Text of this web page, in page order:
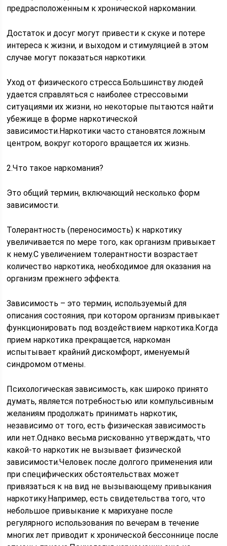
предрасположенным к хронической наркомании.
Достаток и досуг могут привести к скуке и потере
интереса к жизни, и выходом и стимуляцией в этом
случае могут показаться наркотики.
Уход от физического стресса.Большинству людей
удается справляться с наиболее стрессовыми
ситуациями их жизни, но некоторые пытаются найти
убежище в форме наркотической
зависимости.Наркотики часто становятся ложным
центром, вокруг которого вращается их жизнь.
2.Что такое наркомания?
Это общий термин, включающий несколько форм
зависимости.
Толерантность (переносимость) к наркотику
увеличивается по мере того, как организм привыкает
к нему.С увеличением толерантности возрастает
количество наркотика, необходимое для оказания на
организм прежнего эффекта.
Зависимость – это термин, используемый для
описания состояния, при котором организм привыкает
функционировать под воздействием наркотика.Когда
прием наркотика прекращается, наркоман
испытывает крайний дискомфорт, именуемый
синдромом отмены.
Психологическая зависимость, как широко принято
думать, является потребностью или компульсивным
желаниям продолжать принимать наркотик,
независимо от того, есть физическая зависимость
или нет.Однако весьма рискованно утверждать, что
какой-то наркотик не вызывает физической
зависимости.Человек после долгого применения или
при специфических обстоятельствах может
привязаться к на вид не вызывающему привыкания
наркотику.Например, есть свидетельства того, что
небольшое привыкание к марихуане после
регулярного использования по вечерам в течение
многих лет приводит к хронической бессоннице после